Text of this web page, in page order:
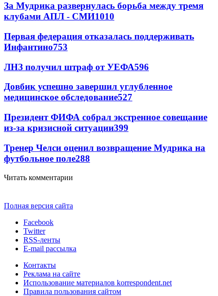
За Мудрика развернулась борьба между тремя
клубами АПЛ - СМИ1010
Первая федерация отказалась поддерживать
Инфантино753
ЛНЗ получил штраф от УЕФА596
Довбик успешно завершил углубленное
медицинское обследование527
Президент ФИФА собрал экстренное совещание
из-за кризисной ситуации399
Тренер Челси оценил возвращение Мудрика на
футбольное поле288
Читать комментарии
Полная версия сайта
Facebook
Twitter
RSS-ленты
E-mail рассылка
Контакты
Реклама на сайте
Использование материалов korrespondent.net
Правила пользования сайтом